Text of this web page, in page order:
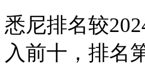
悉尼排名较
入前十，排名